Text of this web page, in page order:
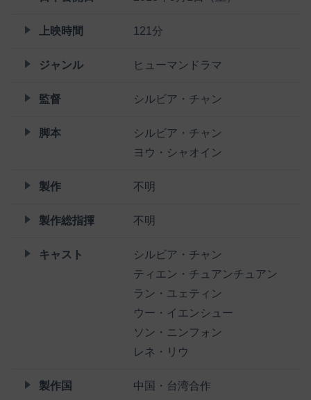
上映時間 121分
ジャンル ヒューマンドラマ
監督 シルビア・チャン
脚本
シルビア・チャン
ヨウ・シャオイン
製作 不明
製作総指揮 不明
キャスト
シルビア・チャン
ティエン・チュアンチュアン
ラン・ユェティン
ウー・イエンシュー
ソン・ニンフォン
レネ・リウ
製作国 中国・台湾合作